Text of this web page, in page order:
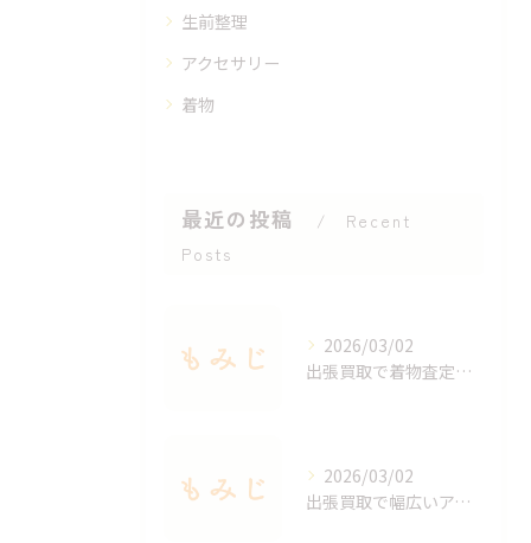
生前整理
アクセサリー
着物
最近の投稿
Recent
Posts
2026/03/02
出張買取で着物査定のポイントと価値を見極める方法
2026/03/02
出張買取で幅広いアクセサリーを適正査定する秘訣